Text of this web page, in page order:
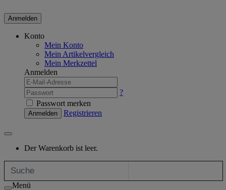
Anmelden
Konto
Mein Konto
Mein Artikelvergleich
Mein Merkzettel
Anmelden
?
Passwort merken
Anmelden Registrieren
Der Warenkorb ist leer.
Menü